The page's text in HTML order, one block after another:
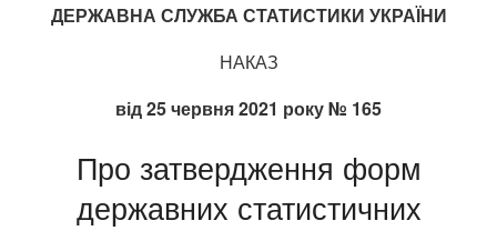
ДЕРЖАВНА СЛУЖБА СТАТИСТИКИ УКРАЇНИ
НАКАЗ
від 25 червня 2021 року № 165
Про затвердження форм
державних статистичних